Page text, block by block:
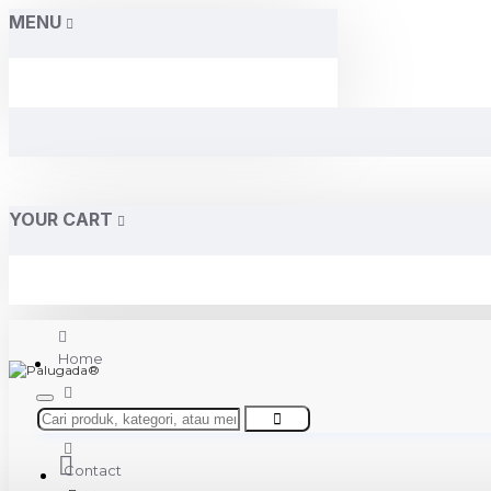
MENU
YOUR CART
Home
About Us
Contact